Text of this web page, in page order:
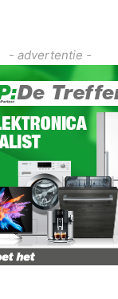
- advertentie -